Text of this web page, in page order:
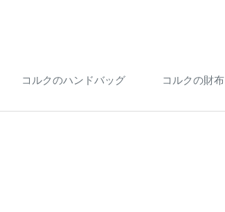
コルクのハンドバッグ
コルクの財布